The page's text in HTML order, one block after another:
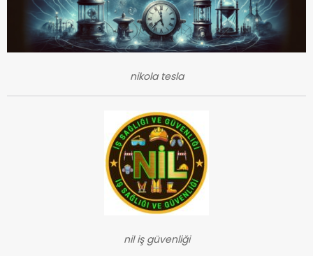
nikola tesla
nil iş güvenliği